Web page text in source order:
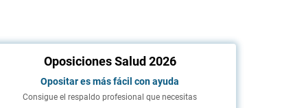
Oposiciones Salud 2026
Opositar es más fácil con ayuda
Consigue el respaldo profesional que necesitas